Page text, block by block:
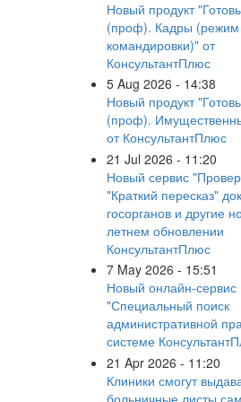
Новый продукт
(проф). Кадры (режим
командировки)" от
КонсультантПлюс
5 Aug 2026 - 14:38
Новый продукт
(проф).
от КонсультантПлюс
21 Jul 2026 - 11:20
Новый сервис
"Краткий пересказ"
госорганов и другие
летнем обновлении
КонсультантПлюс
7 May 2026 - 15:51
Новый онлайн-сервис
"Специальный поиск
административной
системе
21 Apr 2026 - 11:20
Клиники смогут
больничные листы